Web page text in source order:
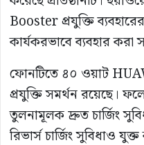
Booster প্রযুক্তি
কার্যকরভাবে ব্যবহার করা
ফোনটিতে ৪০ ওয়াট
প্রযুক্তি সমর্থন রয়েছে।
তুলনামূলক দ্রুত চার্জিং
রিভার্স চার্জিং সুবিধাও